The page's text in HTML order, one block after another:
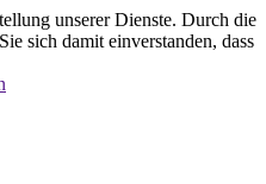
unserer Dienste. Durch die
sich damit einverstanden, dass